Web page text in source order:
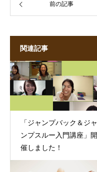
前の記事
関連記事
「ジャンプバック＆ジャ
ンプスルー入門講座」開
催しました！